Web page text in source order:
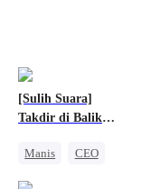
[Sulih Suara]
Takdir di Balik
Manis
CEO